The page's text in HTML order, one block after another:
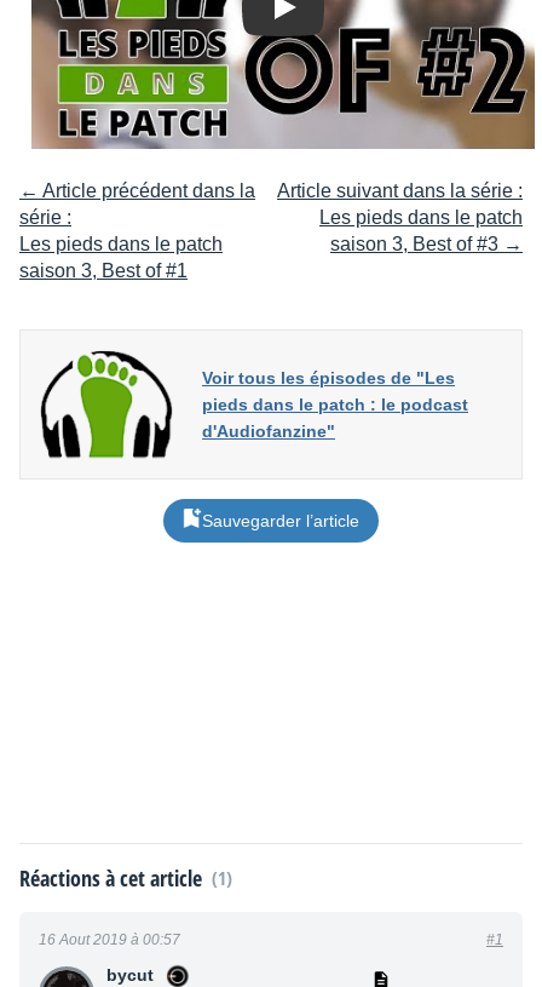
Play
← Article précédent dans la
série :
Les pieds dans le patch
saison 3, Best of #1
Article suivant dans la série :
Les pieds dans le patch
saison 3, Best of #3 →
Voir tous les épisodes de "Les
pieds dans le patch : le podcast
d'Audiofanzine"
Sauvegarder l’article
Réactions à cet article (1)
bycut
16 Aout 2019 à 00:57 #1